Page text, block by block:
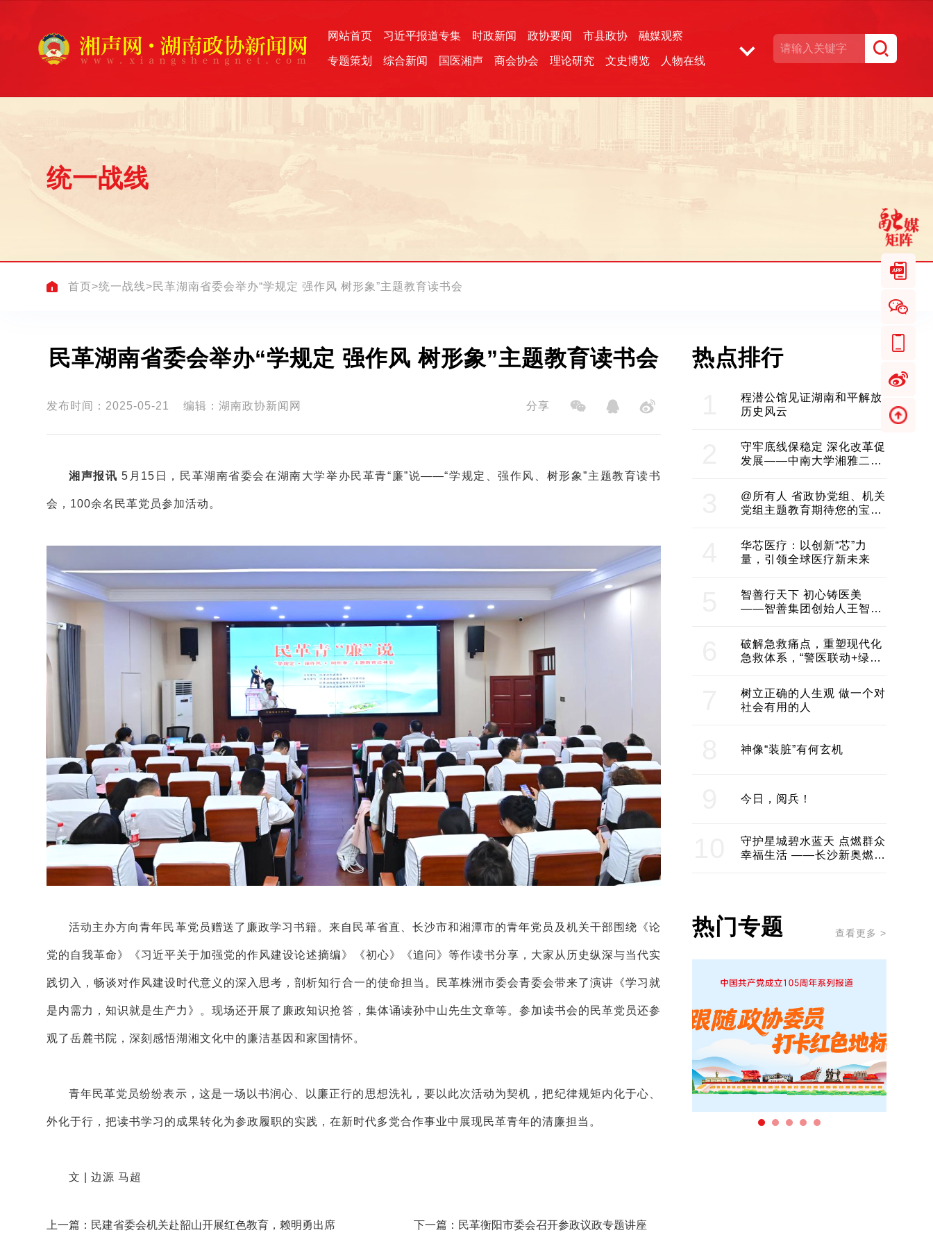
网站首页 习近平报道专集 时政新闻 政协要闻 市县政协 融媒观察
专题策划 综合新闻 国医湘声 商会协会 理论研究 文史博览 人物在线
统一战线
首页>统一战线>民革湖南省委会举办“学规定 强作风 树形象”主题教育读书会
民革湖南省委会举办“学规定 强作风 树形象”主题教育读书会
发布时间：2025-05-21 编辑：湖南政协新闻网 分享
湘声报讯 5月15日，民革湖南省委会在湖南大学举办民革青“廉”说——“学规定、强作风、树形象”主题教育读书
会，100余名民革党员参加活动。
活动主办方向青年民革党员赠送了 廉政学习书籍。来自民革省直、长沙市和湘潭市的青年党员及 机关干部围绕 《论
党的自我革命》《习近平关于加强党的作风建设论述摘编》《初心》《追问》等作读书分享， 大家 从历史纵深与当代实
践切入 ，畅谈对作风建设时代意义的深入思考，剖析知行合一的使命担当。民革株洲市委会青委会带来了演讲《学习就
是内需力，知识就是生产力》。现场还开展了 廉政知识抢答，集体诵读孙中山先生文章等。参加读书会的民革党员还参
观了岳麓书院，深刻感悟湖湘文化中的廉洁基因和家国情怀。
青年民革党员纷纷表示，这是一场以书润心、以廉正行的思想洗礼，要以此次活动为契机，把纪律规矩内化于心、
外化于行，把读书学习的成果转化为参政履职的实践，在新时代多党合作事业中展现民革青年的清廉担当。
文 | 边源 马超
上一篇：民建省委会机关赴韶山开展红色教育，赖明勇出席 下一篇：民革衡阳市委会召开参政议政专题讲座
热点排行
程潜公馆见证湖南和平解放
历史风云
守牢底线保稳定 深化改革促
发展——中南大学湘雅二医
@所有人 省政协党组、机关
党组主题教育期待您的宝贵
华芯医疗：以创新“芯”力
量，引领全球医疗新未来
智善行天下 初心铸医美
——智善集团创始人王智带
建医美产业良性生态圈
破解急救痛点，重塑现代化
急救体系，“警医联动+绿波
树立正确的人生观 做一个对
社会有用的人
神像“装脏”有何玄机
今日，阅兵！
守护星城碧水蓝天 点燃群众
幸福生活 ——长沙新奥燃气
热门专题 查看更多 >